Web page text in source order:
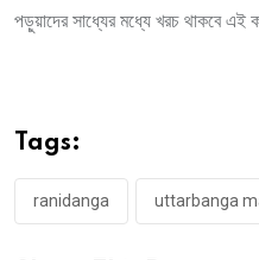
পড়ুয়াদের সাধ্যের মধ্যে খরচ থাকবে
Tags:
ranidanga uttarbanga